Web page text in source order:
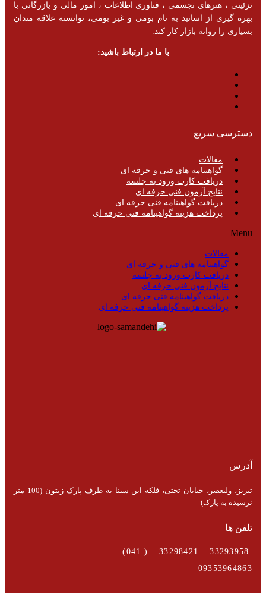
تزئینی ، هنرهای تجسمی ، فناوری اطلاعات ، امور مالی و یازرگانی با
بهره گیری از اساتید به نام بومی و غیر بومی، توانسته علاقه مندان
بسیاری را روانه بازار کار کند.
با ما در ارتباط باشید:
دسترسی سریع
مقالات
گواهینامه های فنی و حرفه ای
دریافت کارت ورود به جلسه
نتایج آزمون فنی حرفه ای
دریافت گواهینامه فنی حرفه ای
پرداخت هزینه گواهینامه فنی حرفه ای
Menu
مقالات
گواهینامه های فنی و حرفه ای
دریافت کارت ورود به جلسه
نتایج آزمون فنی حرفه ای
دریافت گواهینامه فنی حرفه ای
پرداخت هزینه گواهینامه فنی حرفه ای
آدرس
تبریز، ولیعصر، خیابان تختی، فلکه ابن سینا به طرف پارک زیتون (100 متر
نرسیده به پارک)
تلفن ها
09353964863